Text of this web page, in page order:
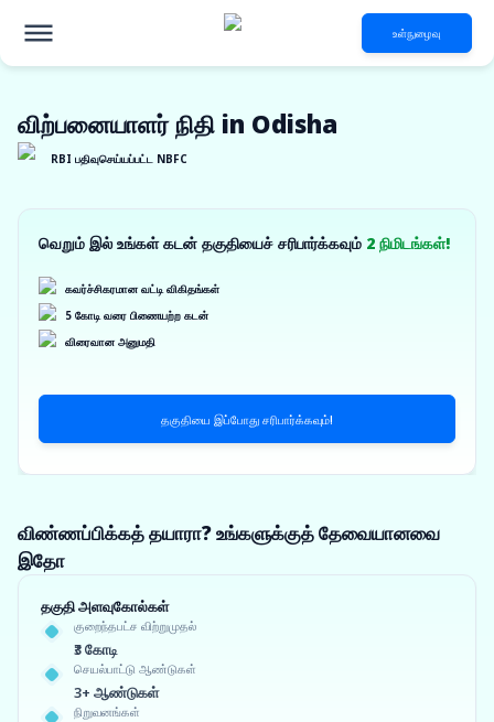
உள்நுழைவு
விற்பனையாளர் நிதி in Odisha
RBI பதிவுசெய்யப்பட்ட NBFC
வெறும் இல் உங்கள் கடன் தகுதியைச் சரிபார்க்கவும் 2 நிமிடங்கள்!
கவர்ச்சிகரமான வட்டி விகிதங்கள்
5 கோடி வரை பிணையற்ற கடன்
விரைவான அனுமதி
தகுதியை இப்போது சரிபார்க்கவும்!
விண்ணப்பிக்கத் தயாரா? உங்களுக்குத் தேவையானவை
இதோ
தகுதி அளவுகோல்கள்
குறைந்தபட்ச விற்றுமுதல்
₹3 கோடி
செயல்பாட்டு ஆண்டுகள்
3+ ஆண்டுகள்
நிறுவனங்கள்